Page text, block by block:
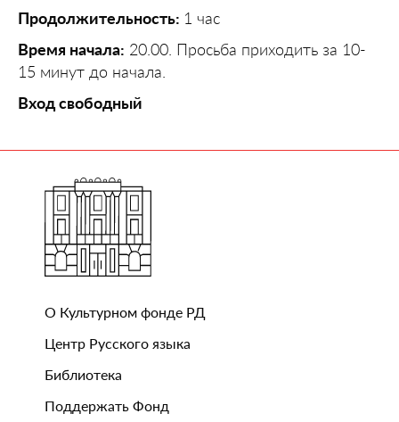
Продолжительность: 1 час
Время начала: 20.00. Просьба приходить за 10-
15 минут до начала.
Вход свободный
О Культурном фонде РД
Центр Русского языка
Библиотека
Поддержать Фонд